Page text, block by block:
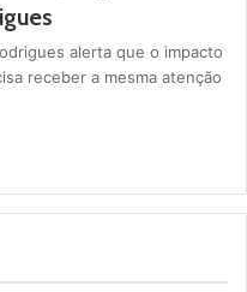
alerta que o impacto
receber a mesma atenção